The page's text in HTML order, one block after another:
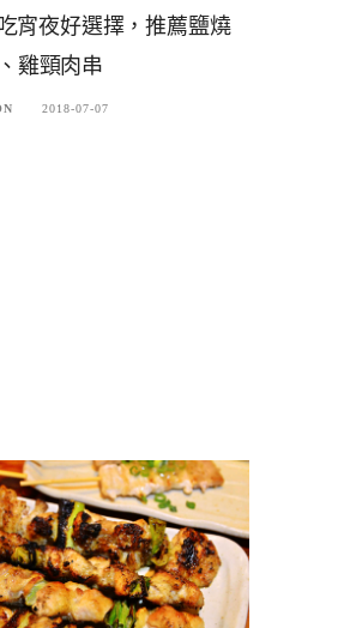
宵夜好選擇，推薦鹽燒
雞頸肉串
2018-07-07